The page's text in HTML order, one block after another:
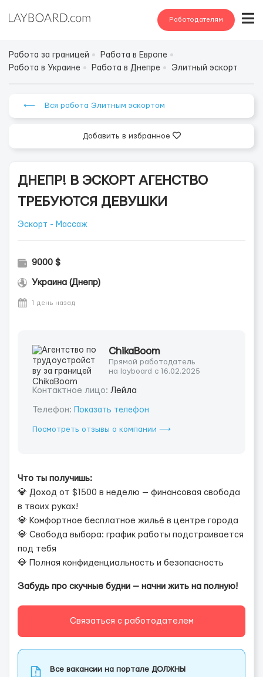
Работодателям
Работа за границей
Работа в Европе
Работа в Украине
Работа в Днепре Элитный эскорт
⟵ Вся работа Элитным эскортом
Добавить в избранное
ДНЕПР! В ЭСКОРТ АГЕНСТВО
ТРЕБУЮТСЯ ДЕВУШКИ
Эскорт - Массаж
9000 $
Украина (Днепр)
1 день назад
ChikaBoom
Прямой работодатель
на layboard с 16.02.2025
Контактное лицо: Лейла
Телефон: Показать телефон
Посмотреть отзывы о компании ⟶
Что ты получишь:
💎 Доход от $1500 в неделю — финансовая свобода
в твоих руках!
💎 Комфортное бесплатное жильё в центре города
💎 Свобода выбора: график работы подстраивается
под тебя
💎 Полная конфиденциальность и безопасность
Забудь про скучные будни — начни жить на полную!
Связаться с работодателем
Все вакансии на портале ДОЛЖНЫ